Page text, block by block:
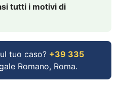
tutti i motivi di
tuo caso? +39 335
Romano, Roma.